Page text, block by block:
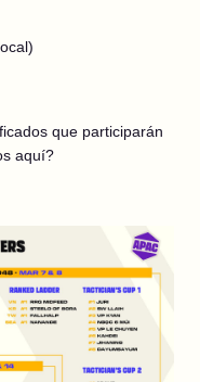
que participarán
aquí?